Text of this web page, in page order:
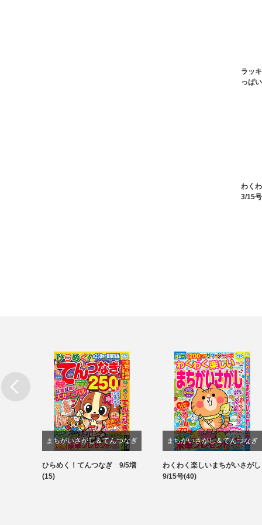
ラッ
っぱ
わく
3/15
まちがいさがし＆てんつなぎ
パズル
ひらめく！てんつなぎ 9/5増
(15)
まちがいさがし＆てんつなぎ
パズル
わくわく楽しいまちがいさがし
9/15号(40)